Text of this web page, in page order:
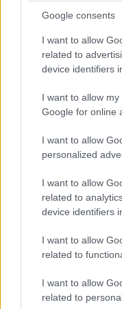
Google consents
I want to allow
related to
device identifiers
I want to allow
Google for online
I want to allow
personalized
I want to allow
related to
device identifiers
I want to allow
related to
I want to allow
related to
magyarázták.
Ezektől
milliárd forintot.
erősödött tavaly,
társaság a
teljesítményét
A beszámolóban
2024 vége
stratégiai
első szakasza
lezáruló
struktúra jön létre.
terjeszkedés,
együttműködések is